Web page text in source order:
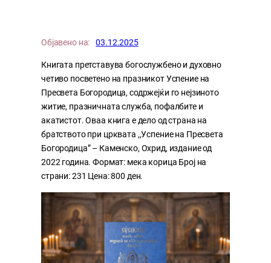
Објавено на: 03.12.2025
Книгата претставува богослужбено и духовно
четиво посветено на празникот Успение на
Пресвета Богородица, содржејќи го нејзиното
житие, празничната служба, пофалбите и
акатистот. Оваа книга е дело од страна на
братството при црквата ,,Успение на Пресвета
Богородица” – Каменско, Охрид, издание од
2022 година. Формат: мека корица Број на
страни: 231 Цена: 800 ден.